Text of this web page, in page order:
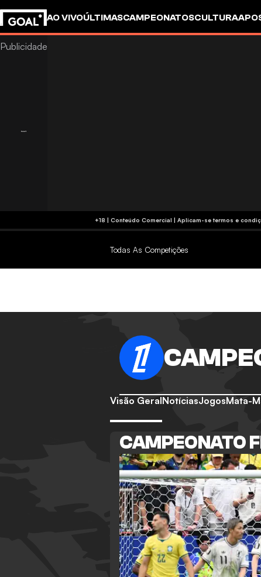
AO VIVOÚLTIMASCAMPEONATOSCULTURA
+18 | Conteúdo Comercial | Aplicam-
Todas As Competições
Visão GeralNotíciasJogosMata-
CAMPEONATO